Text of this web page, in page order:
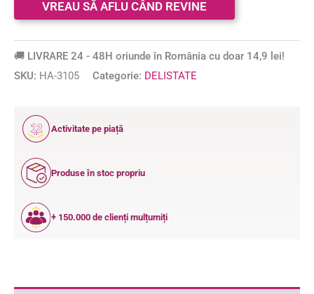
🚚 LIVRARE 24 - 48H oriunde în România cu doar 14,9 lei!
SKU: HA-3105 Categorie: DELISTATE
12
ANI
Activitate pe piață
Produse în stoc propriu
+ 150.000 de clienți mulțumiți